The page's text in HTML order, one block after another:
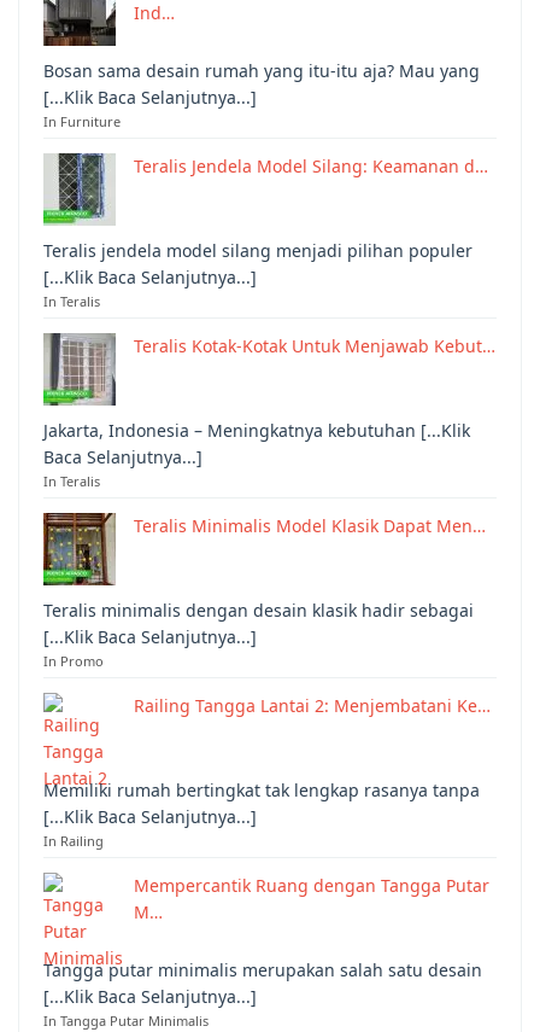
Ind…
Bosan sama desain rumah yang itu-itu aja? Mau yang
[...Klik Baca Selanjutnya...]
In Furniture
Teralis Jendela Model Silang: Keamanan d…
Teralis jendela model silang menjadi pilihan populer
[...Klik Baca Selanjutnya...]
In Teralis
Teralis Kotak-Kotak Untuk Menjawab Kebut…
Jakarta, Indonesia – Meningkatnya kebutuhan [...Klik
Baca Selanjutnya...]
In Teralis
Teralis Minimalis Model Klasik Dapat Men…
Teralis minimalis dengan desain klasik hadir sebagai
[...Klik Baca Selanjutnya...]
In Promo
Railing Tangga Lantai 2: Menjembatani Ke…
Memiliki rumah bertingkat tak lengkap rasanya tanpa
[...Klik Baca Selanjutnya...]
In Railing
Mempercantik Ruang dengan Tangga Putar
M…
Tangga putar minimalis merupakan salah satu desain
[...Klik Baca Selanjutnya...]
In Tangga Putar Minimalis